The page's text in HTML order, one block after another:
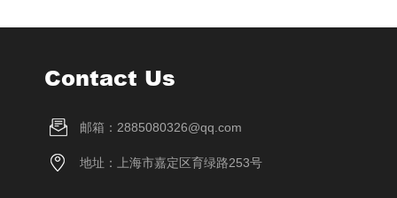
Contact Us
邮箱：2885080326@qq.com
地址：上海市嘉定区育绿路253号